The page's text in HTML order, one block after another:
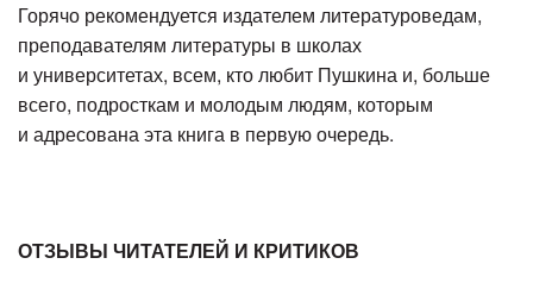
Горячо рекомендуется издателем литературоведам,
преподавателям литературы в школах
и университетах, всем, кто любит Пушкина и, больше
всего, подросткам и молодым людям, которым
и адресована эта книга в первую очередь.
ОТЗЫВЫ ЧИТАТЕЛЕЙ И КРИТИКОВ